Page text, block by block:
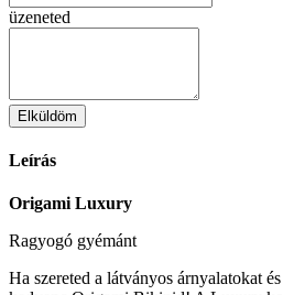
üzeneted
Elküldöm
Leírás
Origami Luxury
Ragyogó gyémánt
Ha szereted a látványos árnyalatokat